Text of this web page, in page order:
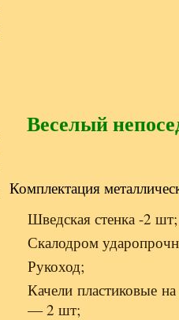
Веселый
Комплектация
Шведская стенка -2 шт;
Скалодром
Рукоход;
Качели пластиковые
— 2 шт;